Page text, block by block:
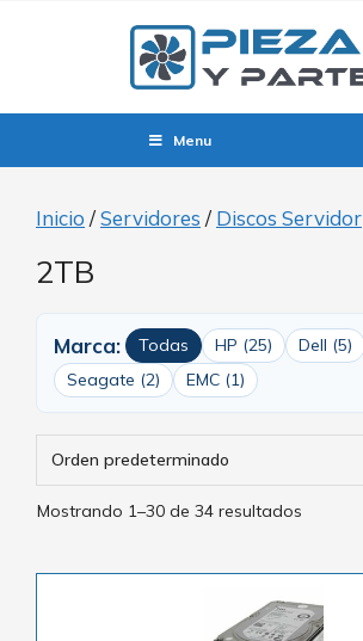
Menu
Inicio /Servidores / Discos Servidor
2TB
Marca: Todas HP (25)
Dell (5)
Seagate (2)
EMC (1)
Mostrando 1–30 de 34 resultados